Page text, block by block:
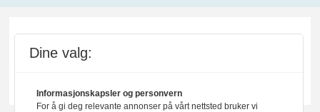
Dine valg:
Informasjonskapsler og personvern
For å gi deg relevante annonser på vårt nettsted bruker vi